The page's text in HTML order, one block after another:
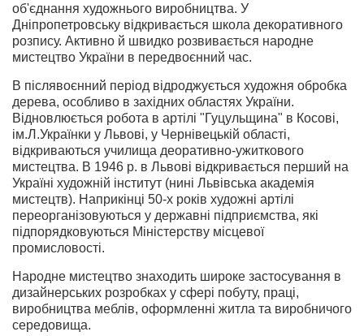
об'єднання художнього виробництва. У
Дніпропетровську відкривається школа декоративного
розпису. Активно й швидко розвивається народне
мистецтво України в передвоєнний час.
В післявоєнний період відроджується художня обробка
дерева, особливо в західних областях України.
Відновлюється робота в артілі "Гуцульщина" в Косові,
ім.Л.Українки у Львові, у Чернівецькій області,
відкриваються училища деоративно-ужиткового
мистецтва. В 1946 р. в Львові відкривається перший на
Україні художній інститут (нині Львівська академія
мистецтв). Наприкінці 50-х років художні артілі
переорганізовуються у державні підприємства, які
підпорядковуються Міністерству місцевої
промисловості.
Народне мистецтво знаходить широке застосування в
дизайнерських розробках у сфері побуту, праці,
виробництва меблів, оформленні житла та виробничого
середовища.